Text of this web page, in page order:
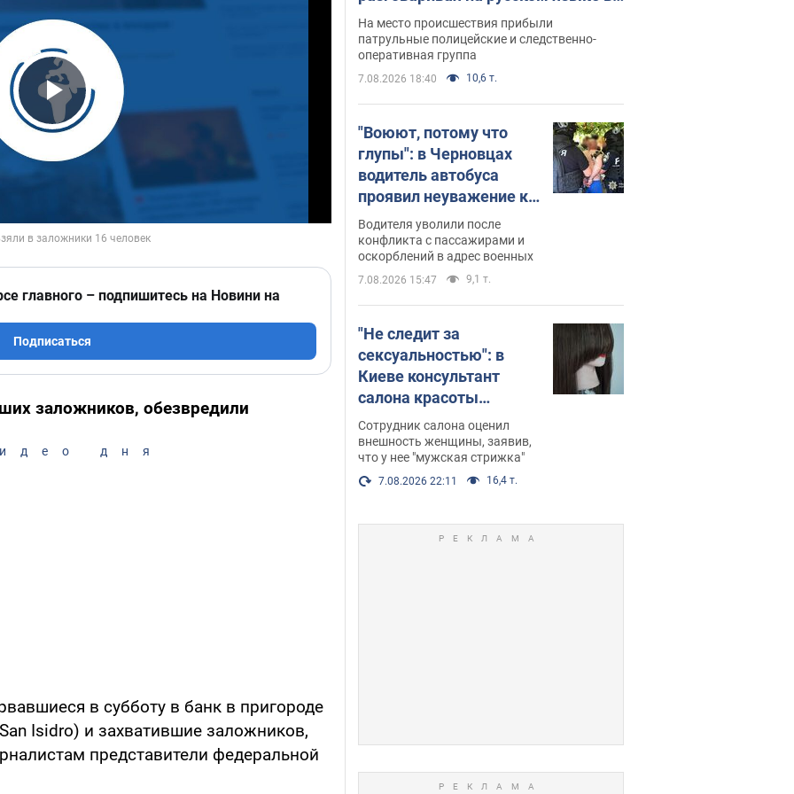
Play Video
главного – подпишитесь на Новини на
Подписаться
заложников, обезвредили
дня
в субботу в банк в пригороде
Isidro) и захватившие заложников,
представители федеральной
маршрутке: полиция составила
административный протокол.
Видео
На место происшествия прибыли
патрульные полицейские и следственно-
оперативная группа
7.08.2026 18:40 10,6 т.
"Воюют, потому что
глупы": в Черновцах
водитель автобуса
проявил неуважение к
украинским военным и
поплатился за это.
Видео
Водителя уволили после
конфликта с пассажирами и
оскорблений в адрес военных
7.08.2026 15:47 9,1 т.
"Не следит за
сексуальностью": в
Киеве консультант
салона красоты
оскорбил женщину
после химиотерапии,
разгорелся скандал.
Фото
Сотрудник салона оценил
внешность женщины, заявив,
что у нее "мужская стрижка"
7.08.2026 22:11 16,4 т.